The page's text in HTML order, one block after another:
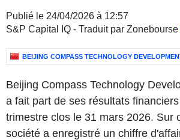
Publié le 24/04/2026 à 12:57
S&P Capital IQ - Traduit par Zonebourse
BEIJING COMPASS TECHNOLOGY
Beijing Compass Technology
a fait part de ses résultats
trimestre clos le 31 mars 2026. Sur
société a enregistré un chiffre